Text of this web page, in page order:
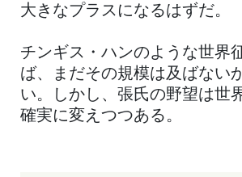
大きなプラスになるはずだ。
チンギス・ハンのような世界
ば、まだその規模は及ばない
い。しかし、張氏の野望は世
確実に変えつつある。